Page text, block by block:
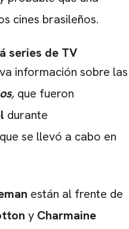
cines brasileños.
series de TV
información sobre las
, que fueron
durante
se llevó a cabo en
están al frente de
y Charmaine